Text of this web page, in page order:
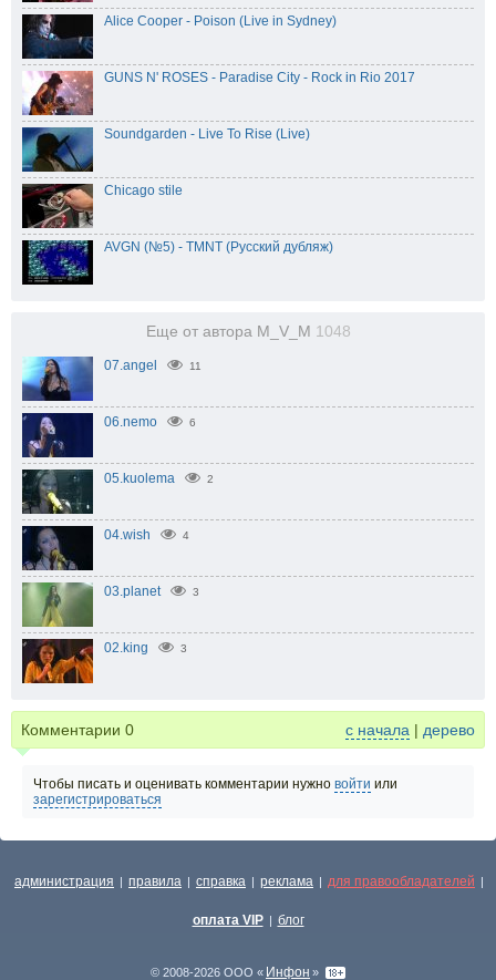
Alice Cooper - Poison (Live in Sydney)
GUNS N' ROSES - Paradise City - Rock in Rio 2017
Soundgarden - Live To Rise (Live)
Chicago stile
AVGN (№5) - TMNT (Русский дубляж)
Еще от автора M_V_M 1048
07.angel 11
06.nemo 6
05.kuolema 2
04.wish 4
03.planet 3
02.king 3
Комментарии 0 с начала | дерево
Чтобы писать и оценивать комментарии нужно войти или
зарегистрироваться
администрация | правила | справка | реклама | для правообладателей |
оплата VIP | блог
© 2008-2026 ООО « Инфон »